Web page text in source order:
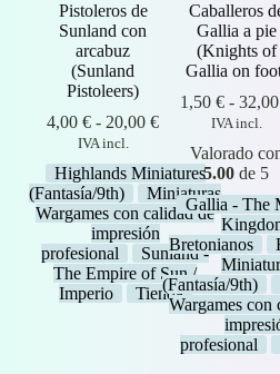
Pistoleros de
Sunland con
arcabuz
(Sunland
Pistoleers)
4,00€ - 20,00€Rango
precios:
desde
4,00 €
hasta
20,00 €
IVA incl.
Highlands Miniatures
(Fantasía/9th)
Miniaturas
Wargames con calidad de
impresión
profesional
Sunland -
The Empire of Sun /
Imperio
Tienda
Caballeros
Gallia a pie
(Knights of
Gallia on
1,50€ -
IVA incl.
Valorado
5.00 de 5
Gallia - The
Bretonianos
(Fantasía/9th)
Wargames con
profesional